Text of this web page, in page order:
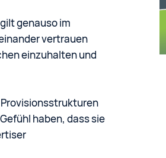
genauso im
vertrauen
einzuhalten und
haben, dass sie